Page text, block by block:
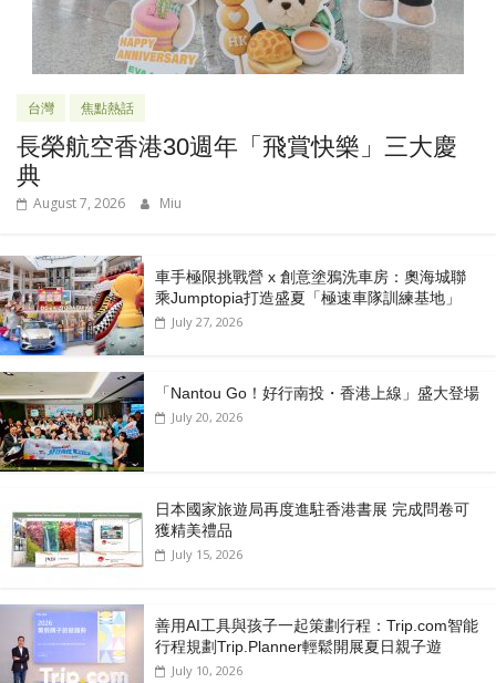
台灣 焦點熱話
長榮航空香港30週年「飛賞快樂」三大慶
典
August 7, 2026 Miu
車手極限挑戰營 x 創意塗鴉洗車房：奧海城聯
乘Jumptopia打造盛夏「極速車隊訓練基地」
July 27, 2026
「Nantou Go！好行南投・香港上線」盛大登場
July 20, 2026
日本國家旅遊局再度進駐香港書展 完成問卷可
獲精美禮品
July 15, 2026
善用AI工具與孩子一起策劃行程：Trip.com智能
行程規劃Trip.Planner輕鬆開展夏日親子遊
July 10, 2026